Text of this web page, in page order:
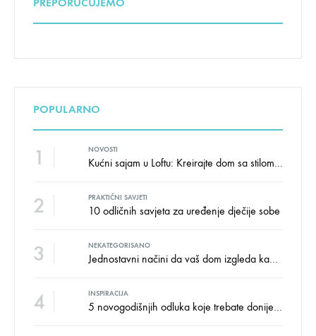
POPULARNO
1 NOVOSTI
Kućni sajam u Loftu: Kreirajte dom sa stilom i udobnošću uz velike uštede!
2 PRAKTIČNI SAVJETI
10 odličnih savjeta za uređenje dječije sobe
3 NEKATEGORISANO
Jednostavni načini da vaš dom izgleda kao salon namještaja
4 INSPIRACIJA
5 novogodišnjih odluka koje trebate donijeti u vezi izgleda doma